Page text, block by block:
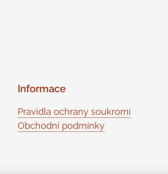
Informace
Pravidla ochrany soukromí
Obchodní podmínky